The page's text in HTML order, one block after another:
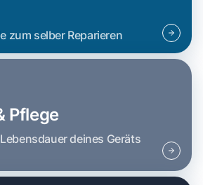
zum selber Reparieren
Pflege
deines Geräts